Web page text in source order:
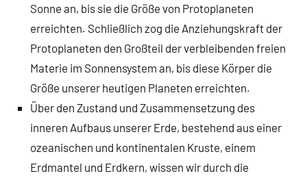
Sonne an, bis sie die Größe von Protoplaneten
erreichten. Schließlich zog die Anziehungskraft der
Protoplaneten den Großteil der verbleibenden freien
Materie im Sonnensystem an, bis diese Körper die
Größe unserer heutigen Planeten erreichten.
Über den Zustand und Zusammensetzung des
inneren Aufbaus unserer Erde, bestehend aus einer
ozeanischen und kontinentalen Kruste, einem
Erdmantel und Erdkern, wissen wir durch die